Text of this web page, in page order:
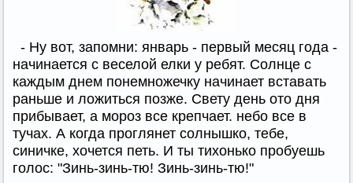
- Ну вот, запомни: январь - первый месяц года -
начинается с веселой елки у ребят. Солнце с
каждым днем понемножечку начинает вставать
раньше и ложиться позже. Свету день ото дня
прибывает, а мороз все крепчает. небо все в
тучах. А когда проглянет солнышко, тебе,
синичке, хочется петь. И ты тихонько пробуешь
голос: "Зинь-зинь-тю! Зинь-зинь-тю!"